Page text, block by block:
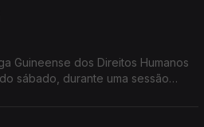
Guineense dos Direitos Humanos
sábado, durante uma sessão